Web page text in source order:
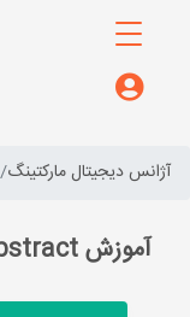
آژانس دیجیتال مارکتینگ
آموزش Abstract (کلاس انتزاعی) در سی شارپ